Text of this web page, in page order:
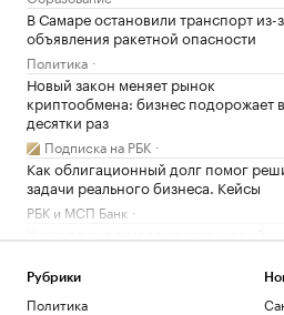
В Самаре остановили транспорт из-
объявления ракетной опасности
Политика
Новый закон меняет рынок
криптообмена: бизнес подорожает в
десятки раз
Подписка на РБК
Как облигационный долг помог
задачи реального бизнеса. Кейсы
РБК и МСП Банк
Ормуза
Экономика
Рубрики
Политика